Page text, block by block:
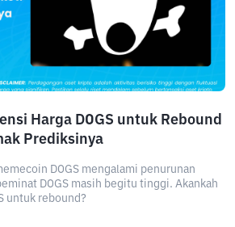
Harga DOGS untuk Rebound
Prediksinya
DOGS mengalami penurunan
DOGS masih begitu tinggi. Akankah
untuk rebound?